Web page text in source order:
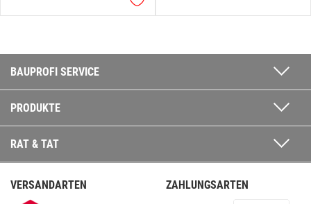
BAUPROFI SERVICE
PRODUKTE
RAT & TAT
VERSANDARTEN ZAHLUNGSARTEN